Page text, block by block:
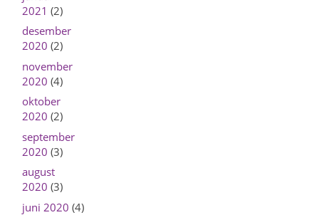
2021 (2)
desember
2020 (2)
november
2020 (4)
oktober
2020 (2)
september
2020 (3)
august
2020 (3)
juni 2020 (4)